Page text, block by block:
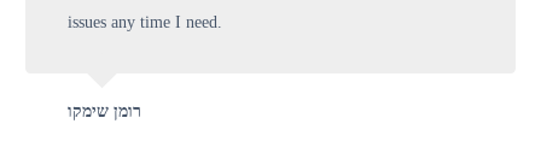
issues any time I need.
רומן שימקו